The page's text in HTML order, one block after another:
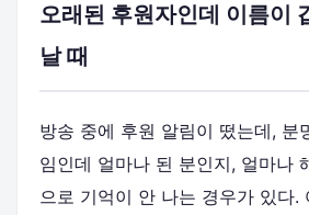
오래된 후원자인데 이름이
날 때
방송 중에 후원 알림이 떴는데, 분
임인데 얼마나 된 분인지, 얼마나
으로 기억이 안 나는 경우가 있다.